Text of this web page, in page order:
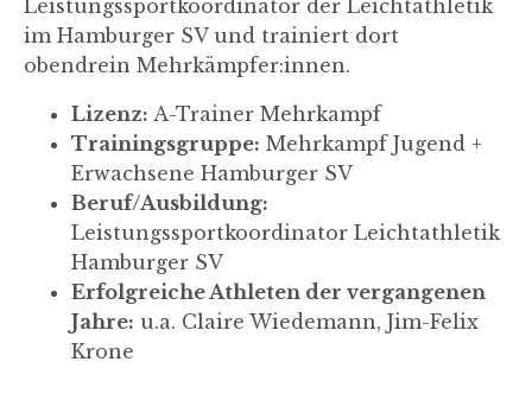
Leistungssportkoordinator der Leichtathletik
im Hamburger SV und trainiert dort
obendrein Mehrkämpfer:innen.
Lizenz: A-Trainer Mehrkampf
Trainingsgruppe: Mehrkampf Jugend +
Erwachsene Hamburger SV
Beruf/Ausbildung:
Leistungssportkoordinator Leichtathletik
Hamburger SV
Erfolgreiche Athleten der vergangenen
Jahre: u.a. Claire Wiedemann, Jim-Felix
Krone